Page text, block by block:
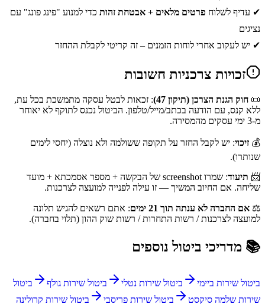
✔ עדיף לשלוח פרטים מלאים + אבטחת זהות כדי למנוע "פינג פונג" עם
נציגים
✔ יש לעקוב אחרי לוחות הזמנים – זה קריטי לקבלת ההחזר
זכויות צרכניות חשובות
📜 חוק הגנת הצרכן (תיקון 47)
: זכאות לבטל עסקה מתמשכת בכל עת,
ללא קנס, עם הודעה בכתב/מייל/טלפון. הביטול נכנס לתוקף לא יאוחר
מ-3 ימי עסקים מהמסירה.
💰 זיכוי: יש לקבל החזר על תקופה ששולמה ולא נוצלה (יחסי לימים
שנותרו).
📨 תיעוד
: שמרו screenshot של הבקשה + מספר אסמכתא + מועד
שליחה. אם החיוב המשיך — זו עילה לפנייה למועצה לצרכנות.
⚖️ אם החברה לא ענתה תוך 21 ימים
: אתם רשאים להגיש תלונה
למועצה לצרכנות / רשות התחרות / רשות שוק ההון (תלוי בחברה).
📚 מדריכי ביטול נוספים
ביטול שירות ביימי ביטול שירות נטלי ביטול שירות גולף
ביטול
שירות שלמה סיקסט
ביטול שירות פריסבי ביטול שירות קרולינה